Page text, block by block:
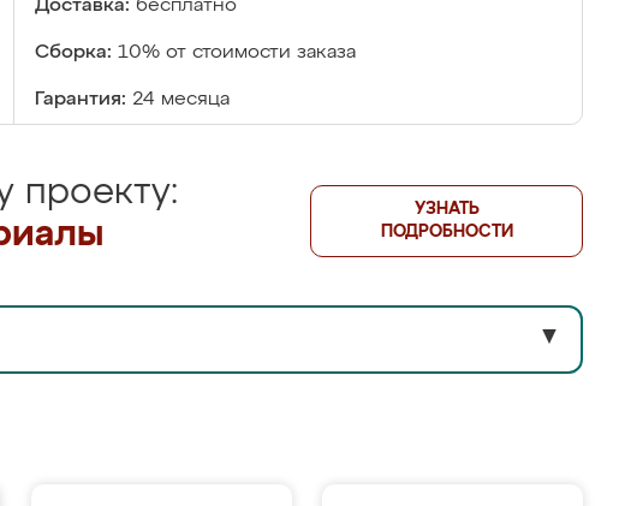
Доставка: бесплатно
Сборка: 10% от стоимости заказа
Гарантия: 24 месяца
проекту:
УЗНАТЬ
ПОДРОБНОСТИ
▼